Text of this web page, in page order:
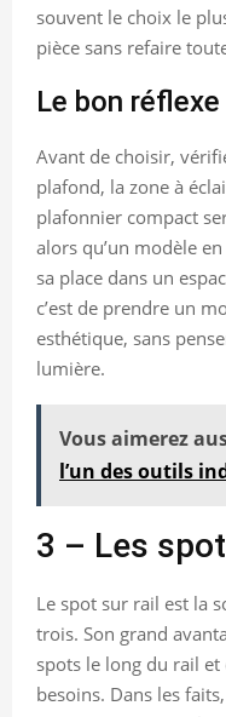
souvent le choix le
pièce sans refaire
Le bon
Avant de choisir,
plafond, la zone à
plafonnier compact
alors qu’un modèle
sa place dans un
c’est de prendre un
esthétique, sans
lumière.
Vous aimerez
l’un des outils
3 – Les
Le spot sur rail est la
trois. Son grand
spots le long du rail
besoins. Dans les